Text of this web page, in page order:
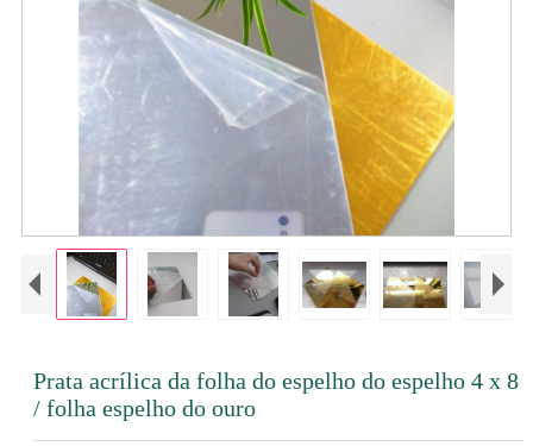
Prata acrílica da folha do espelho do espelho 4 x 8
/ folha espelho do ouro